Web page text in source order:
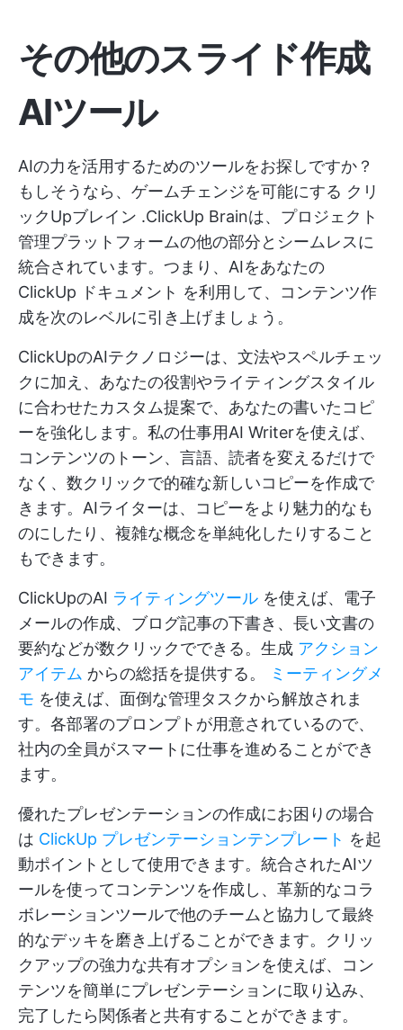
その他のスライド作成
AIツール
AIの力を活用するためのツールをお探しですか？
もしそうなら、ゲームチェンジを可能にする クリ
ックUpブレイン .ClickUp Brainは、プロジェクト
管理プラットフォームの他の部分とシームレスに
統合されています。つまり、AIをあなたの
ClickUp ドキュメント を利用して、コンテンツ作
成を次のレベルに引き上げましょう。
ClickUpのAIテクノロジーは、文法やスペルチェッ
クに加え、あなたの役割やライティングスタイル
に合わせたカスタム提案で、あなたの書いたコピ
ーを強化します。私の仕事用AI Writerを使えば、
コンテンツのトーン、言語、読者を変えるだけで
なく、数クリックで的確な新しいコピーを作成で
きます。AIライターは、コピーをより魅力的なも
のにしたり、複雑な概念を単純化したりすること
もできます。
ClickUpのAI ライティングツール を使えば、電子
メールの作成、ブログ記事の下書き、長い文書の
要約などが数クリックでできる。生成 アクション
アイテム からの総括を提供する。
ミーティングメ
モ を使えば、面倒な管理タスクから解放されま
す。各部署のプロンプトが用意されているので、
社内の全員がスマートに仕事を進めることができ
ます。
優れたプレゼンテーションの作成にお困りの場合
は ClickUp プレゼンテーションテンプレート を起
動ポイントとして使用できます。統合されたAIツ
ールを使ってコンテンツを作成し、革新的なコラ
ボレーションツールで他のチームと協力して最終
的なデッキを磨き上げることができます。クリッ
クアップの強力な共有オプションを使えば、コン
テンツを簡単にプレゼンテーションに取り込み、
完了したら関係者と共有することができます。